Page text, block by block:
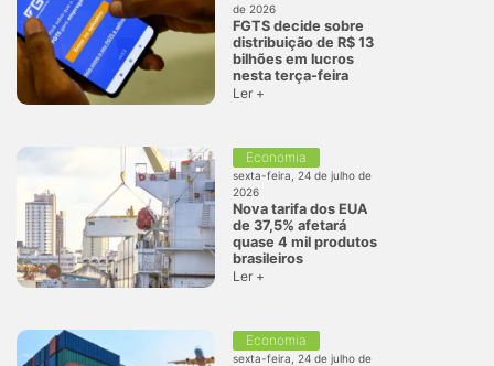
de 2026
FGTS decide sobre
distribuição de R$ 13
bilhões em lucros
nesta terça-feira
Ler +
Economia
sexta-feira, 24 de julho de
2026
Nova tarifa dos EUA
de 37,5% afetará
quase 4 mil produtos
brasileiros
Ler +
Economia
sexta-feira, 24 de julho de